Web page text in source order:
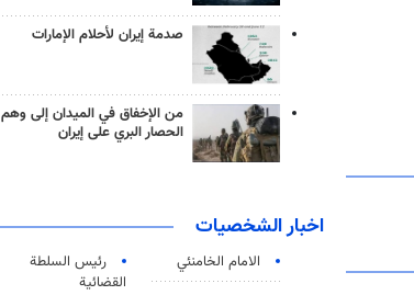
صدمة إيران لأحلام الإمارات
من الإخفاق في الميدان إلى وهم
الحصار البري على إيران
اخبار الشخصيات
الامام الخامنئي
رئیس السلطة
القضائیة